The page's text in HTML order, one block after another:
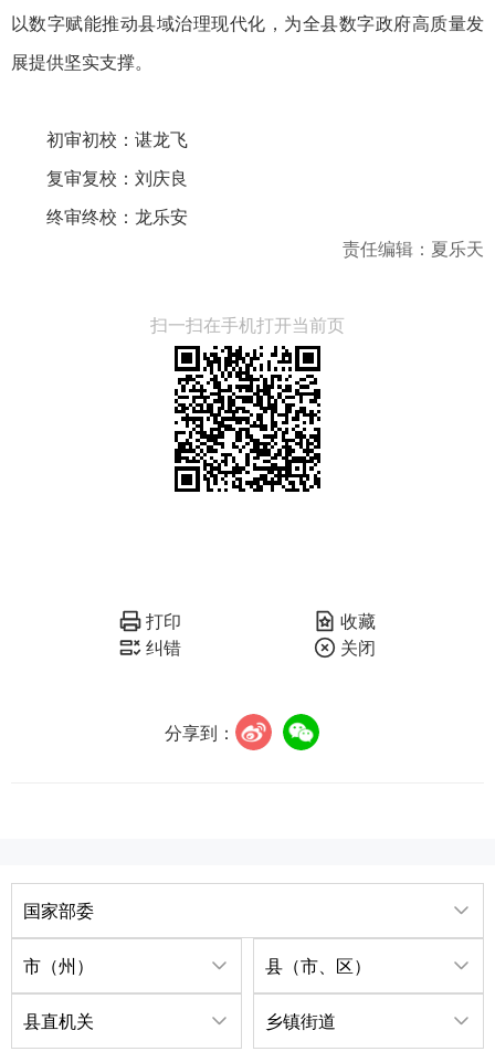
以数字赋能推动县域治理现代化，为全县数字政府高质量发
展提供坚实支撑。
初审初校：谌龙飞
复审复校：刘庆良
终审终校：龙乐安
责任编辑：夏乐天
扫一扫在手机打开当前页
打印
收藏
纠错
关闭
分享到：
国家部委
市（州） 县（市、区）
县直机关 乡镇街道